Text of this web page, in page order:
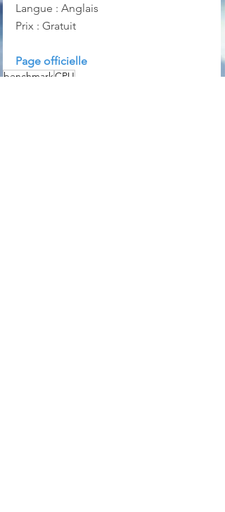
Langue : Anglais
Prix : Gratuit
Page officielle
benchmarkCPU